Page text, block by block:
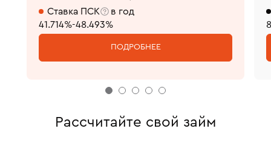
Ставка ПСК
в год
41.714%-48.493%
ПОДРОБНЕЕ
Рассчитайте свой займ